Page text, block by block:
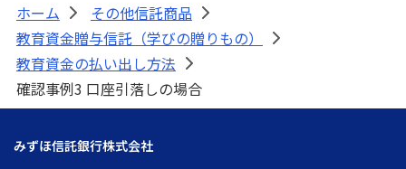
ATM・店舗
みずほ信託銀行について
ホーム > その他信託商品
>
教育資金贈与信託（学びの贈りもの）
>
教育資金の払い出し方法
>
確認事例3 口座引落しの場合
みずほ信託銀行株式会社